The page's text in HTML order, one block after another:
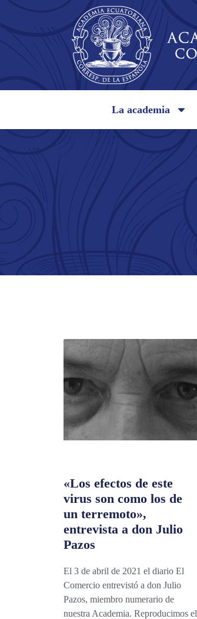
La academia
«Los efectos de este
virus son como los de
un terremoto»,
entrevista a don Julio
Pazos
El 3 de abril de 2021 el diario El
Comercio entrevistó a don Julio
Pazos, miembro numerario de
nuestra Academia. Reproducimos el